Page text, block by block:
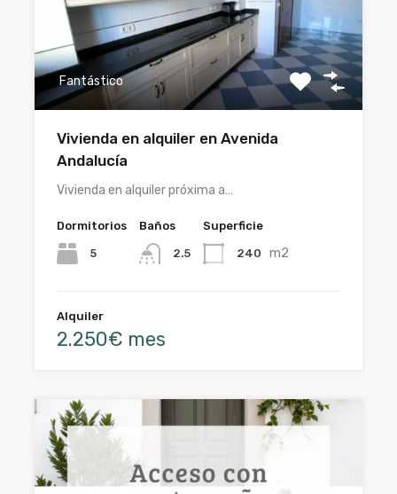
Fantástico
Vivienda en alquiler en Avenida
Andalucía
Vivienda en alquiler próxima a…
Dormitorios
5
Baños
2.5
Superficie
240 m2
Alquiler
2.250€ mes